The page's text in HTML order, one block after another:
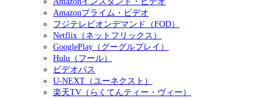
Amazonプライム・ビデオ
フジテレビオンデマンド（FOD）
Netflix（ネットフリックス）
GooglePlay（グーグルプレイ）
Hulu（フール）
ビデオパス
U-NEXT（ユーネクスト）
楽天TV（らくてんティー・ヴィー）